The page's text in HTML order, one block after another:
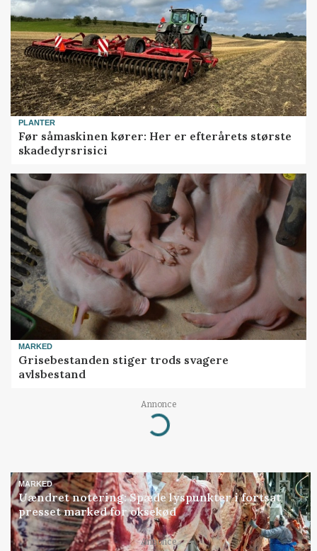
PLANTER
Før såmaskinen kører: Her er efterårets største
skadedyrsrisici
MARKED
Grisebestanden stiger trods svagere
avlsbestand
Annonce
Loading...
MARKED
Uændret notering: Spæde lyspunkter i fortsat
presset marked for oksekød
Annonce